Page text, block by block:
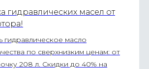
гидравлических масел от
гидравлическое масло
по сверхнизким ценам: от
208 л. Скидки до 40% на